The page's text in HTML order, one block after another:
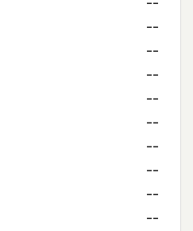
--
--
--
--
--
--
--
--
--